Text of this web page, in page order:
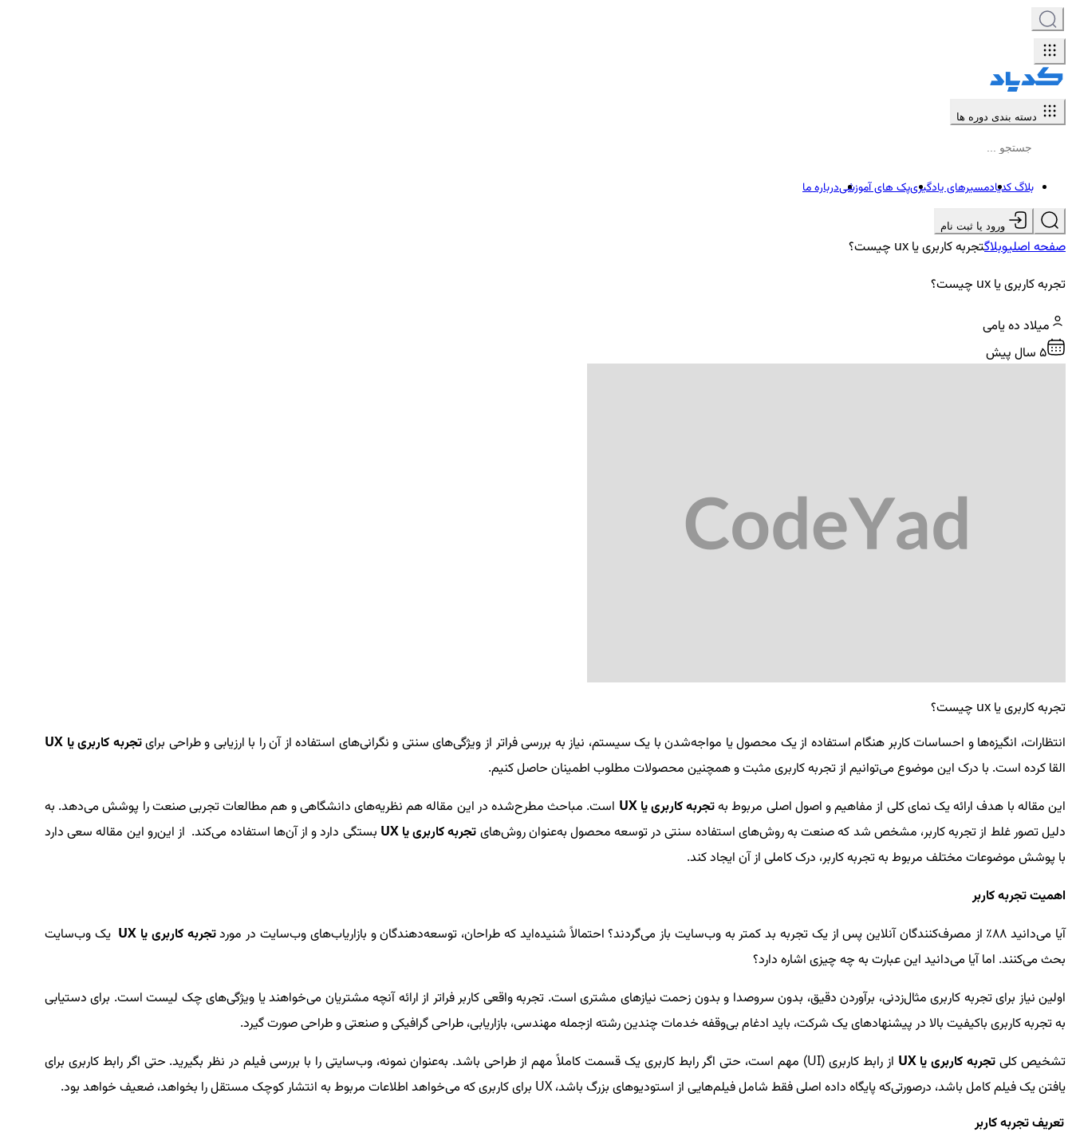
دسته بندی دوره ها
بلاگ کدیادمسیرهای یادگیریپک های آموزشیدرباره ما
ورود یا ثبت نام
صفحه اصلیوبلاگتجربه کاربری یا ux چیست؟
تجربه کاربری یا ux چیست؟
میلاد ده یامی
5 سال پیش
تجربه کاربری یا ux چیست؟
انتظارات، انگیزه‌ها و احساسات کاربر هنگام استفاده از یک محصول یا مواجه‌شدن با یک سیستم، نیاز به بررسی فراتر از ویژگی‌های سنتی و نگرانی‌های استفاده از آن را با ارزیابی و طراحی برایتجربه کاربری یا UX
القا کرده است. با درک این موضوع می‌توانیم از تجربه کاربری مثبت و همچنین محصولات مطلوب اطمینان حاصل کنیم.
این مقاله با هدف ارائه یک نمای کلی از مفاهیم و اصول اصلی مربوط بهتجربه کاربری یاUX است. مباحث مطرح‌شده در این مقاله هم نظریه‌های دانشگاهی و هم مطالعات تجربی صنعت را پوشش می‌دهد. به
دلیل تصور غلط از تجربه کاربر، مشخص شد که صنعت به روش‌های استفاده سنتی در توسعه محصول به‌عنوان روش‌های تجربه کاربری یاUX بستگی دارد و از آن‌ها استفاده می‌کند. از این‌رو این مقاله سعی دارد
با پوشش موضوعات مختلف مربوط به تجربه کاربر، درک کاملی از آن ایجاد کند.
اهمیت تجربه کاربر
آیا می‌دانید 88٪ از مصرف‌کنندگان آنلاین پس از یک تجربه بد کمتر به وب‌سایت باز می‌گردند؟ احتمالاً شنیده‌اید که طراحان، توسعه‌دهندگان و بازاریاب‌های وب‌سایت در مورد
تجربه کاربری یا UX یک وب‌سایت
بحث می‌کنند. اما آیا می‌دانید این عبارت به چه چیزی اشاره دارد؟
اولین نیاز برای تجربه کاربری مثال‌زدنی، برآوردن دقیق، بدون سروصدا و بدون زحمت نیازهای مشتری است. تجربه واقعی کاربر فراتر از ارائه آنچه مشتریان می‌خواهند یا ویژگی‌های چک‌ لیست است. برای دستیابی
به تجربه کاربری باکیفیت بالا در پیشنهاد‌های یک شرکت، باید ادغام بی‌وقفه خدمات چندین رشته ازجمله مهندسی، بازاریابی، طراحی گرافیکی و صنعتی و طراحی صورت گیرد.
تشخیص کلی تجربه کاربری یاUX از رابط کاربری (UI) مهم است، حتی اگر رابط کاربری یک قسمت کاملاً مهم از طراحی باشد. به‌عنوان نمونه، وب‌سایتی را با بررسی فیلم در نظر بگیرید. حتی اگر رابط کاربری برای
یافتن یک فیلم کامل باشد، درصورتی‌که پایگاه داده اصلی فقط شامل فیلم‌هایی از استودیوهای بزرگ باشد، UX برای کاربری که می‌خواهد اطلاعات مربوط به انتشار کوچک مستقل را بخواهد، ضعیف خواهد بود.
تعریف تجربه کاربر